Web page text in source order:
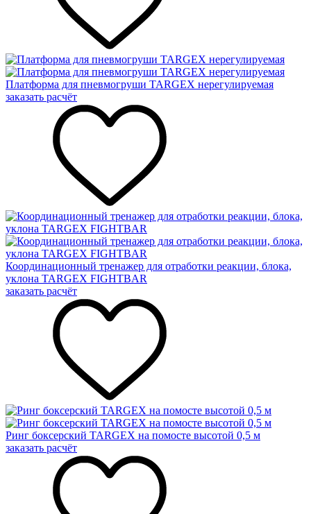
Платформа для пневмогруши TARGEX нерегулируемая
заказать расчёт
Координационный тренажер для отработки реакции, блока,
уклона TARGEX FIGHTBAR
заказать расчёт
Ринг боксерский TARGEX на помосте высотой 0,5 м
заказать расчёт